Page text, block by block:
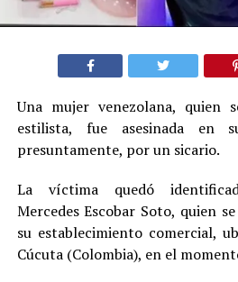
Una mujer venezolana, quien
estilista, fue asesinada en
presuntamente, por un sicario.
La víctima quedó
Mercedes Escobar Soto, quien
su establecimiento comercial,
Cúcuta (Colombia), en el